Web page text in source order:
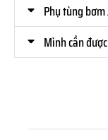
Phụ tùng
Mình cần